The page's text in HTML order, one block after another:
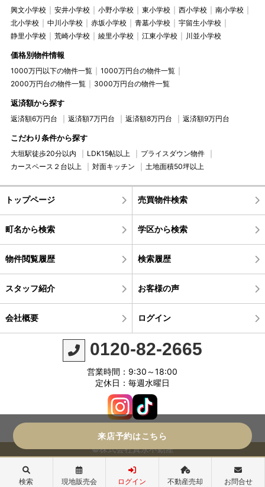
興文小学校 安井小学校 小野小学校 東小学校 西小学校
南小学校
北小学校
中川小学校 赤坂小学校 青墓小学校
宇留生小学校
静里小学校
荒崎小学校 綾里小学校 江東小学校 川並小学校
価格別物件情報
1000万円以下の物件一覧
1000万円台の物件一覧
2000万円台の物件一覧
3000万円台の物件一覧
返済額から探す
返済額6万円台 返済額7万円台 返済額8万円台 返済額9万円台
こだわり条件から探す
大垣駅徒歩20分以内 LDK15帖以上
プライスダウン物件
カースペース２台以上
対面キッチン 土地面積50坪以上
トップページ 売買物件検索
町名から検索 学区から検索
物件閲覧履歴 検索履歴
スタッフ紹介 お客様の声
会社概要 ログイン
0120-82-2665
営業時間：9:30～18:00
定休日：毎週水曜日
©株式会社真永不動産
来店予約はこちら
検索 現地販売会 ログイン 不動産売却 お問合せ